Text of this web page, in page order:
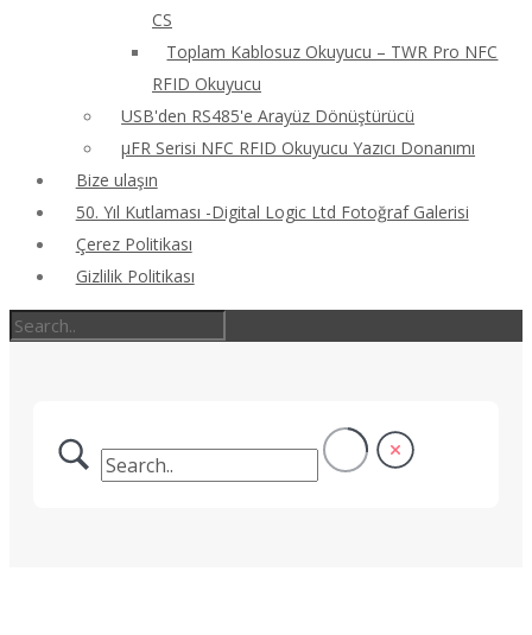
CS
Toplam Kablosuz Okuyucu – TWR Pro NFC
RFID Okuyucu
USB'den RS485'e Arayüz Dönüştürücü
μFR Serisi NFC RFID Okuyucu Yazıcı Donanımı
Bize ulaşın
50. Yıl Kutlaması -Digital Logic Ltd Fotoğraf Galerisi
Çerez Politikası
Gizlilik Politikası